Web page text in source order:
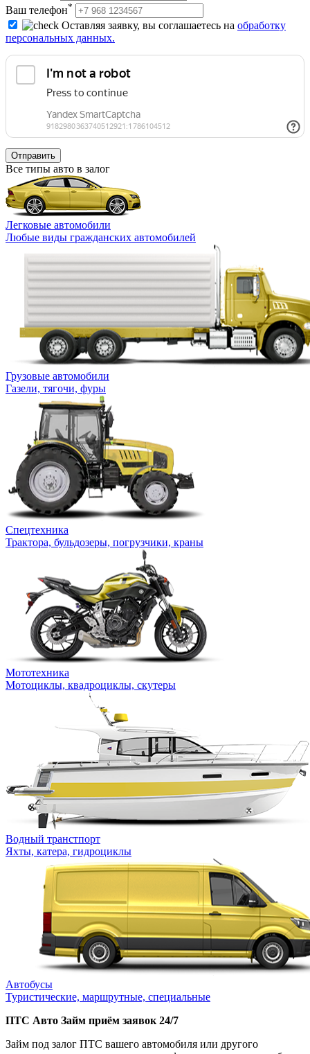
Ваш телефон*
Оставляя заявку, вы соглашаетесь на обработку
персональных данных.
Отправить
Все типы авто в залог
Легковые автомобили
Любые виды гражданских автомобилей
Грузовые автомобили
Газели, тягочи, фуры
Спецтехника
Трактора, бульдозеры, погрузчики, краны
Мототехника
Мотоциклы, квадроциклы, скутеры
Водный транстпорт
Яхты, катера, гидроциклы
Автобусы
Туристические, маршрутные, специальные
ПТС Авто Займ приём заявок 24/7
Займ под залог ПТС вашего автомобиля или другого